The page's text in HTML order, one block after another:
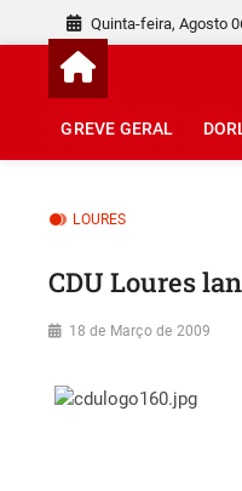
content
Quinta-feira, Agosto
GREVE GERAL
LOURES
CDU Loures
18 de Março de 2009